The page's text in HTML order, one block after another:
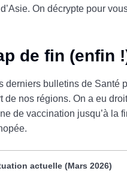
On décrypte pour
de fin (enfin
bulletins de Santé
nos régions. On a eu
de vaccination jusqu’à
actuelle (Mars 2026)